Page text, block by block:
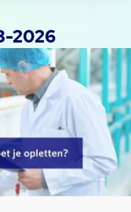
2026